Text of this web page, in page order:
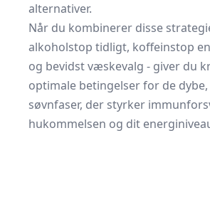
alternativer.
Når du kombinerer disse
alkoholstop tidligt, koffeinstop
og bevidst væskevalg - giver du
optimale betingelser for de
søvnfaser, der styrker
hukommelsen og dit